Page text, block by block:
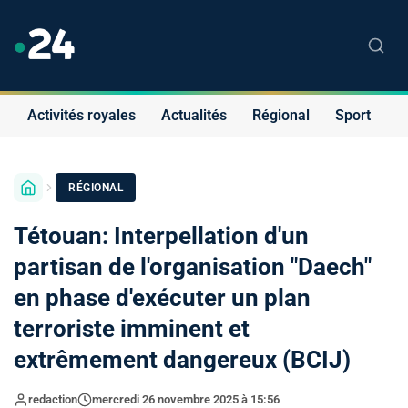
Activités royales Actualités Régional Sport
RÉGIONAL
Tétouan: Interpellation d'un
partisan de l'organisation "Daech"
en phase d'exécuter un plan
terroriste imminent et
extrêmement dangereux (BCIJ)
redaction mercredi 26 novembre 2025 à 15:56